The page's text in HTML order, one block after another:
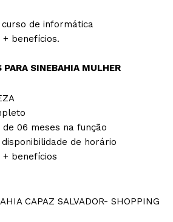
de informática
+ benefícios.
PARA SINEBAHIA MULHER
06 meses na função
de horário
+ benefícios
CAPAZ SALVADOR- SHOPPING